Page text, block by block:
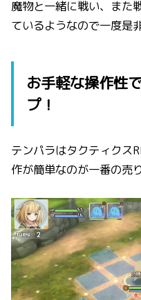
魔物と一緒に戦い、また
ているようなので一度是
お手軽な操作性
プ！
テンパラはタクティクス
作が簡単なのが一番の売